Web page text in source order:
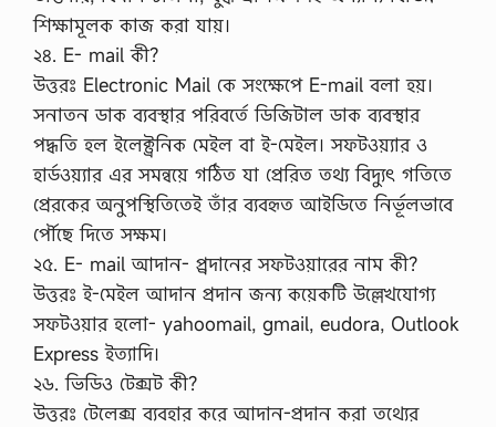
শিক্ষামূলক কাজ করা যায়।
২৪. E- mail কী?
উত্তরঃ Electronic Mail কে সংক্ষেপে E-mail বলা হয়।
সনাতন ডাক ব্যবস্থার পরিবর্তে ডিজিটাল ডাক ব্যবস্থার
পদ্ধতি হল ইলেক্ট্রনিক মেইল বা ই-মেইল। সফটওয়্যার ও
হার্ডওয়্যার এর সমন্বয়ে গঠিত যা প্রেরিত তথ্য বিদ্যুৎ গতিতে
প্রেরকের অনুপস্থিতিতেই তাঁর ব্যবহৃত আইডিতে নির্ভূলভাবে
র্পৌছে দিতে সক্ষম।
২৫. E- mail আদান- প্র্রদানের সফটওয়ারের নাম কী?
উত্তরঃ ই-মেইল আদান প্রদান জন্য কয়েকটি উল্লেখযোগ্য
সফটওয়ার হলো- yahoomail, gmail, eudora, Outlook
Express ইত্যাদি।
২৬. ভিডিও টেক্সট কী?
উত্তরঃ টেলেক্স ব্যবহার করে আদান-প্রদান করা তথ্যের